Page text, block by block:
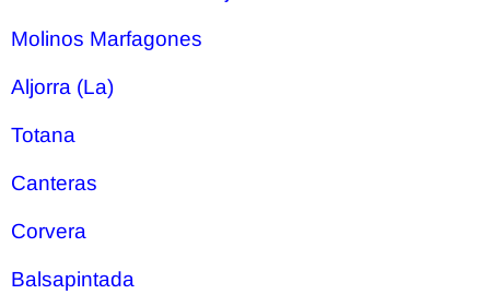
Molinos Marfagones
Aljorra (La)
Totana
Canteras
Corvera
Balsapintada